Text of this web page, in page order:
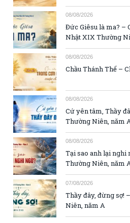
08/08/2026
Đức Giêsu là ma? –
Nhật XIX Thường
08/08/2026
Chầu Thánh Thể –
08/08/2026
Cứ yên tâm, Thầy
Thường Niên, năm
08/08/2026
Tại sao anh lại nghi
Thường Niên, năm
07/08/2026
Thầy đây, đừng sợ!
Niên, năm A